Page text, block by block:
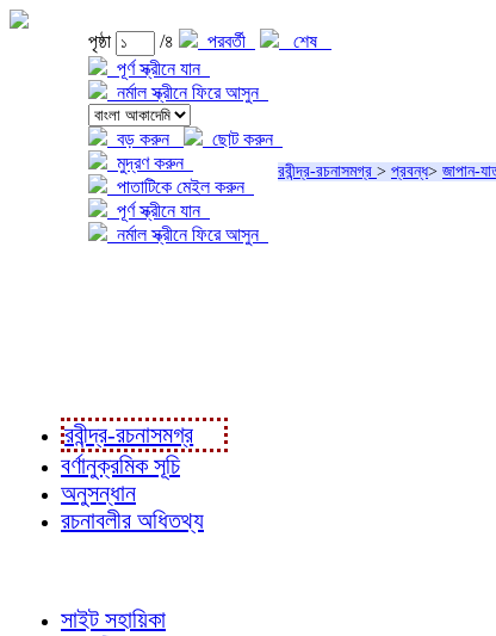
পৃষ্ঠা /৪ পরবর্তী
শেষ
পূর্ণ স্ক্রীনে যান
নর্মাল স্ক্রীনে ফিরে আসুন
বড় করুন
ছোট করুন
মুদ্রণ করুন
পাতাটিকে মেইল করুন
পূর্ণ স্ক্রীনে যান
নর্মাল স্ক্রীনে ফিরে আসুন
রবীন্দ্র-রচনাসমগ্র > প্রবন্ধ> জাপান-
রবীন্দ্র-রচনাসমগ্র
বর্ণানুক্রমিক সূচি
অনুসন্ধান
রচনাবলীর অধিতথ্য
সাইট সহায়িকা